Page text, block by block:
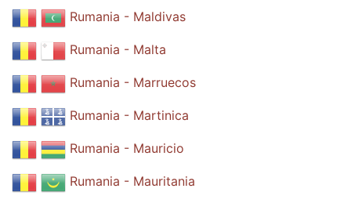
Rumania - Maldivas
Rumania - Malta
Rumania - Marruecos
Rumania - Martinica
Rumania - Mauricio
Rumania - Mauritania